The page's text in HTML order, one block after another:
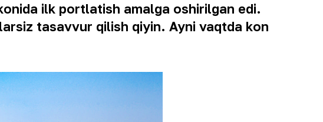
ilk portlatish amalga oshirilgan edi.
tasavvur qilish qiyin. Ayni vaqtda kon